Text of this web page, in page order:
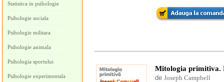
Statistica in psihologie
Psihologie sociala
Psihologie militara
Psihologie animala
Psihologia sportului
Psihologie experimentala
Mitologia primitiva.
de Joseph Campbell